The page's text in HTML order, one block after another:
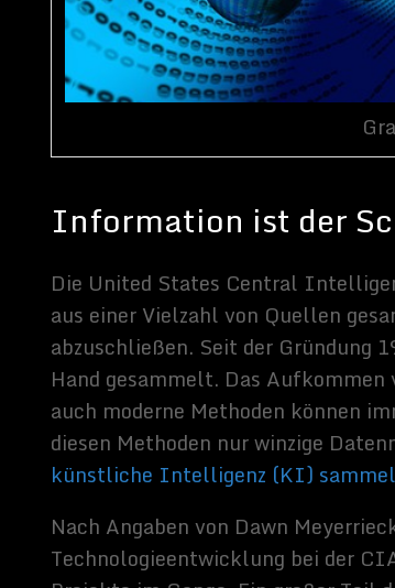
von Dawn Meyerriecks, dem stellvertretenden
bei der CIA, hat die Agentur derzeit 137
Ein großer Teil dieser Vorhaben sind
Agentur und Entwicklern im Silicon Valley. Aber die
Fähigkeiten in der KI ermöglichen der CIA nicht
eine bessere Möglichkeit, diese zu durchsuchen. Die A
ist der CIA kein unbeschriebenes Blatt im Sammeln
Volumen und die Geschwindigkeit des Sammelns der
Gartin, Kopf der CIA Kent Schule. Und laut Chris
von Stabilitas, beim Intelligence Summit:“
künstliche Intelligenz ist ein Datenmodell.“
Cardillo, Direktor der National Geospatial-Intelligence
Wenn wir versuchen würden, die kommerziellen
20 Jahren erwarten, manuell auszunutzen, bräuchten wir
dass die Agentur mit KI etwa 75% der aktuellen
will.“Und wenn sie selbstverbessernde KI
nur effizienter werden.